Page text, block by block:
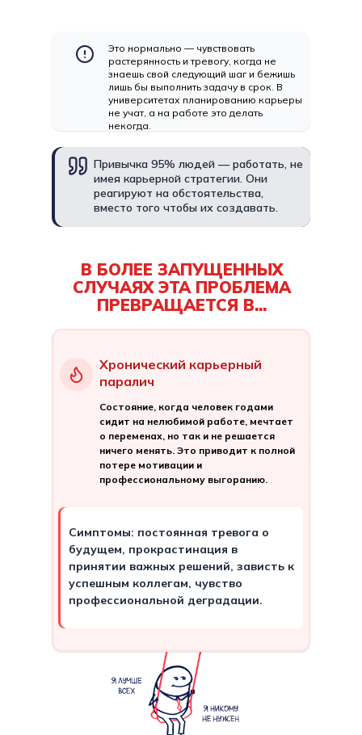
Это нормально — чувствовать
растерянность и тревогу, когда не
знаешь свой следующий шаг и бежишь
лишь бы выполнить задачу в срок. В
университетах планированию карьеры
не учат, а на работе это делать
некогда.
Привычка 95% людей — работать, не
имея карьерной стратегии. Они
реагируют на обстоятельства,
вместо того чтобы их создавать.
Хронический карьерный
паралич
Состояние, когда человек годами
сидит на нелюбимой работе, мечтает
о переменах, но так и не решается
ничего менять. Это приводит к полной
потере мотивации и
профессиональному выгоранию.
Симптомы: постоянная тревога о
будущем, прокрастинация в
принятии важных решений, зависть к
успешным коллегам, чувство
профессиональной деградации.
В БОЛЕЕ ЗАПУЩЕННЫХ
СЛУЧАЯХ ЭТА ПРОБЛЕМА
ПРЕВРАЩАЕТСЯ В...